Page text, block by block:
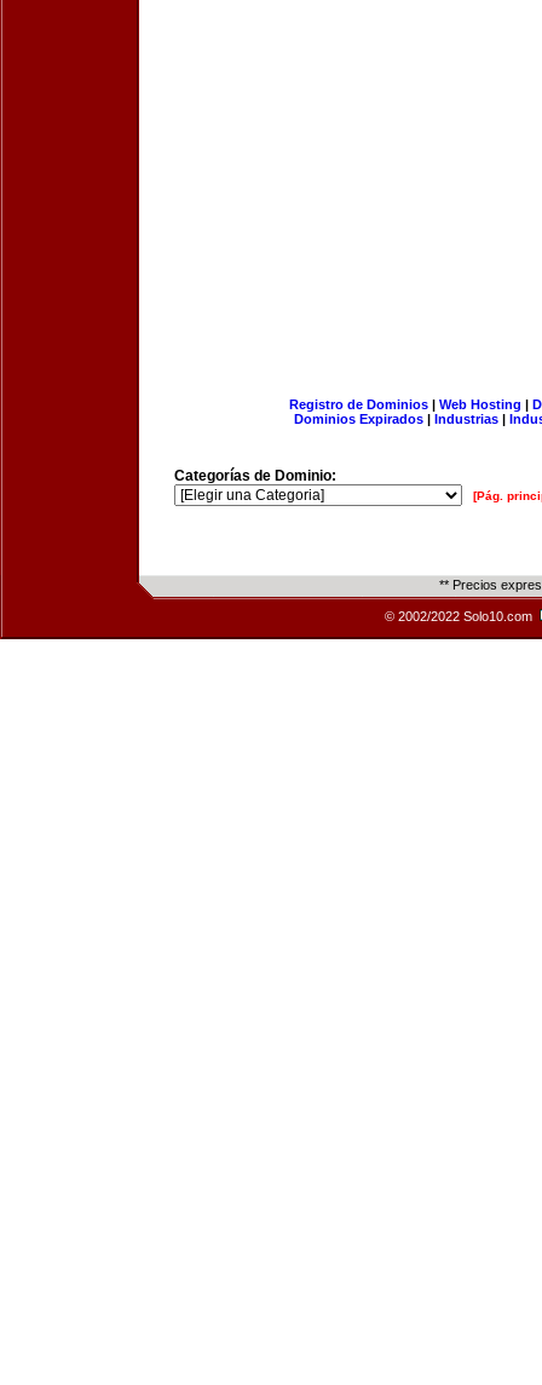
Registro de Dominios| Web Hosting |
Dominios Expirados | Industrias |
Categorías de Dominio:
[Pág.
** Precios
© 2002/2022 Solo10.com